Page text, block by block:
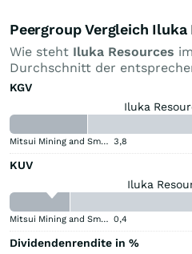
Peergroup Vergleich
Wie steht Iluka Resources
Durchschnitt der
KGV
Iluka
Mitsui Mining and Smelting Company 3,8
KUV
Iluka
Mitsui Mining and Smelting Company 0,4
Dividendenrendite in %